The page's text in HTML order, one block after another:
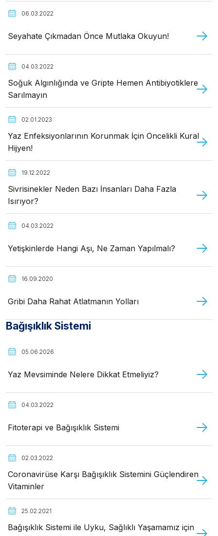
06.03.2022
Seyahate Çıkmadan Önce Mutlaka Okuyun!
04.03.2022
Soğuk Algınlığında ve Gripte Hemen Antibiyotiklere
Sarılmayın
02.01.2023
Yaz Enfeksiyonlarının Korunmak İçin Öncelikli Kural
Hijyen!
19.12.2022
Sivrisinekler Neden Bazı İnsanları Daha Fazla
Isırıyor?
04.03.2022
Yetişkinlerde Hangi Aşı, Ne Zaman Yapılmalı?
16.09.2020
Gribi Daha Rahat Atlatmanın Yolları
Bağışıklık Sistemi
05.06.2026
Yaz Mevsiminde Nelere Dikkat Etmeliyiz?
04.03.2022
Fitoterapi ve Bağışıklık Sistemi
02.03.2022
Coronavirüse Karşı Bağışıklık Sistemini Güçlendiren
Vitaminler
25.02.2021
Bağışıklık Sistemi ile Uyku, Sağlıklı Yaşamamız için